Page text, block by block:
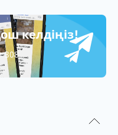
келдіңіз!
308